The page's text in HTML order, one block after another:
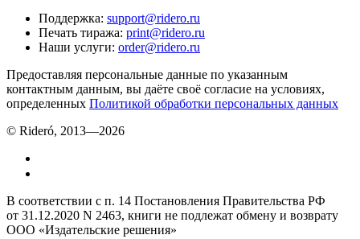
Поддержка: support@ridero.ru
Печать тиража: print@ridero.ru
Наши услуги: order@ridero.ru
Предоставляя персональные данные по указанным
контактным данным, вы даёте своё согласие на условиях,
определенных Политикой обработки персональных данных
© Rideró, 2013—2026
В соответствии с п. 14 Постановления Правительства РФ
от 31.12.2020 N 2463, книги не подлежат обмену и возврату
ООО «Издательские решения»